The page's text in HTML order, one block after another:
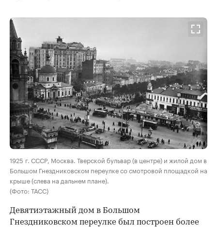
00:00 / 00:00
1925 г. СССР, Москва. Тверской бульвар (в центре) и жилой дом в
Большом Гнездниковском переулке со смотровой площадкой на
крыше (слева на дальнем плане).
(Фото: ТАСС)
Девятиэтажный дом в Большом
Гнездниковском переулке был построен более